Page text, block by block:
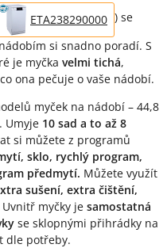
ETA238290000 ) se
si snadno poradí. S
je myčka velmi tichá,
ona pečuje o vaše nádobí.
myček na nádobí – 44,8
Umyje 10 sad a to až 8
si můžete z programů
sklo, rychlý program,
předmytí. Můžete využít
sušení, extra čištění,
Uvnitř myčky je samostatná
se sklopnými přihrádky na
dle potřeby.